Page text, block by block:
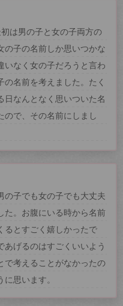
は男の子と女の子両方の
の子の名前しか思いつかな
いなく女の子だろうと言わ
名前を考えました。たく
日なんとなく思いついた名
ので、その名前にしまし
の子でも女の子でも大丈夫
た。お腹にいる時から名前
るとすごく嬉しかったで
げるのはすごくいいよう
で考えることがなかったの
思います。